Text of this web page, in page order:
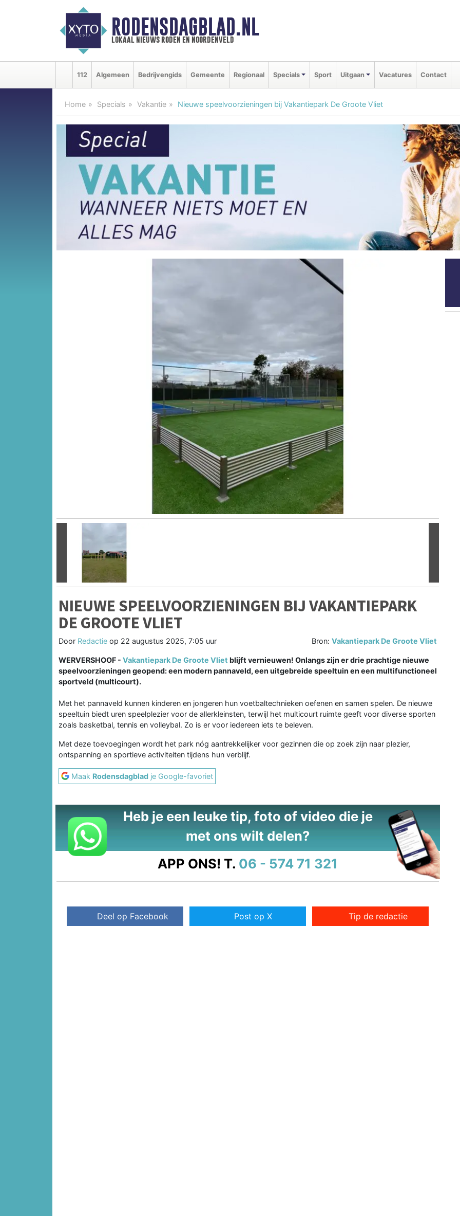
RODENSDAGBLAD.NL
lokaal nieuws roden en noordenveld
112 Algemeen Bedrijvengids Gemeente Regionaal Specials Sport Uitgaan Vacatures Contact
Home Specials Vakantie Nieuwe speelvoorzieningen bij Vakantiepark De Groote Vliet
Vorige
NIEUWE SPEELVOORZIENINGEN BIJ VAKANTIEPARK
DE GROOTE VLIET
Door Redactie op 22 augustus 2025, 7:05 uur Bron:Vakantiepark De Groote Vliet
WERVERSHOOF - Vakantiepark De Groote Vliet blijft vernieuwen! Onlangs zijn er drie prachtige nieuwe
speelvoorzieningen geopend: een modern pannaveld, een uitgebreide speeltuin en een multifunctioneel
sportveld (multicourt).
Met het pannaveld kunnen kinderen en jongeren hun voetbaltechnieken oefenen en samen spelen. De nieuwe
speeltuin biedt uren speelplezier voor de allerkleinsten, terwijl het multicourt ruimte geeft voor diverse sporten
zoals basketbal, tennis en volleybal. Zo is er voor iedereen iets te beleven.
Met deze toevoegingen wordt het park nóg aantrekkelijker voor gezinnen die op zoek zijn naar plezier,
ontspanning en sportieve activiteiten tijdens hun verblijf.
Maak Rodensdagblad je Google-favoriet
Heb je een leuke tip, foto of video die je
met ons wilt delen?
APP ONS! T. 06 - 574 71 321
Deel op Facebook Post op X Tip de redactie